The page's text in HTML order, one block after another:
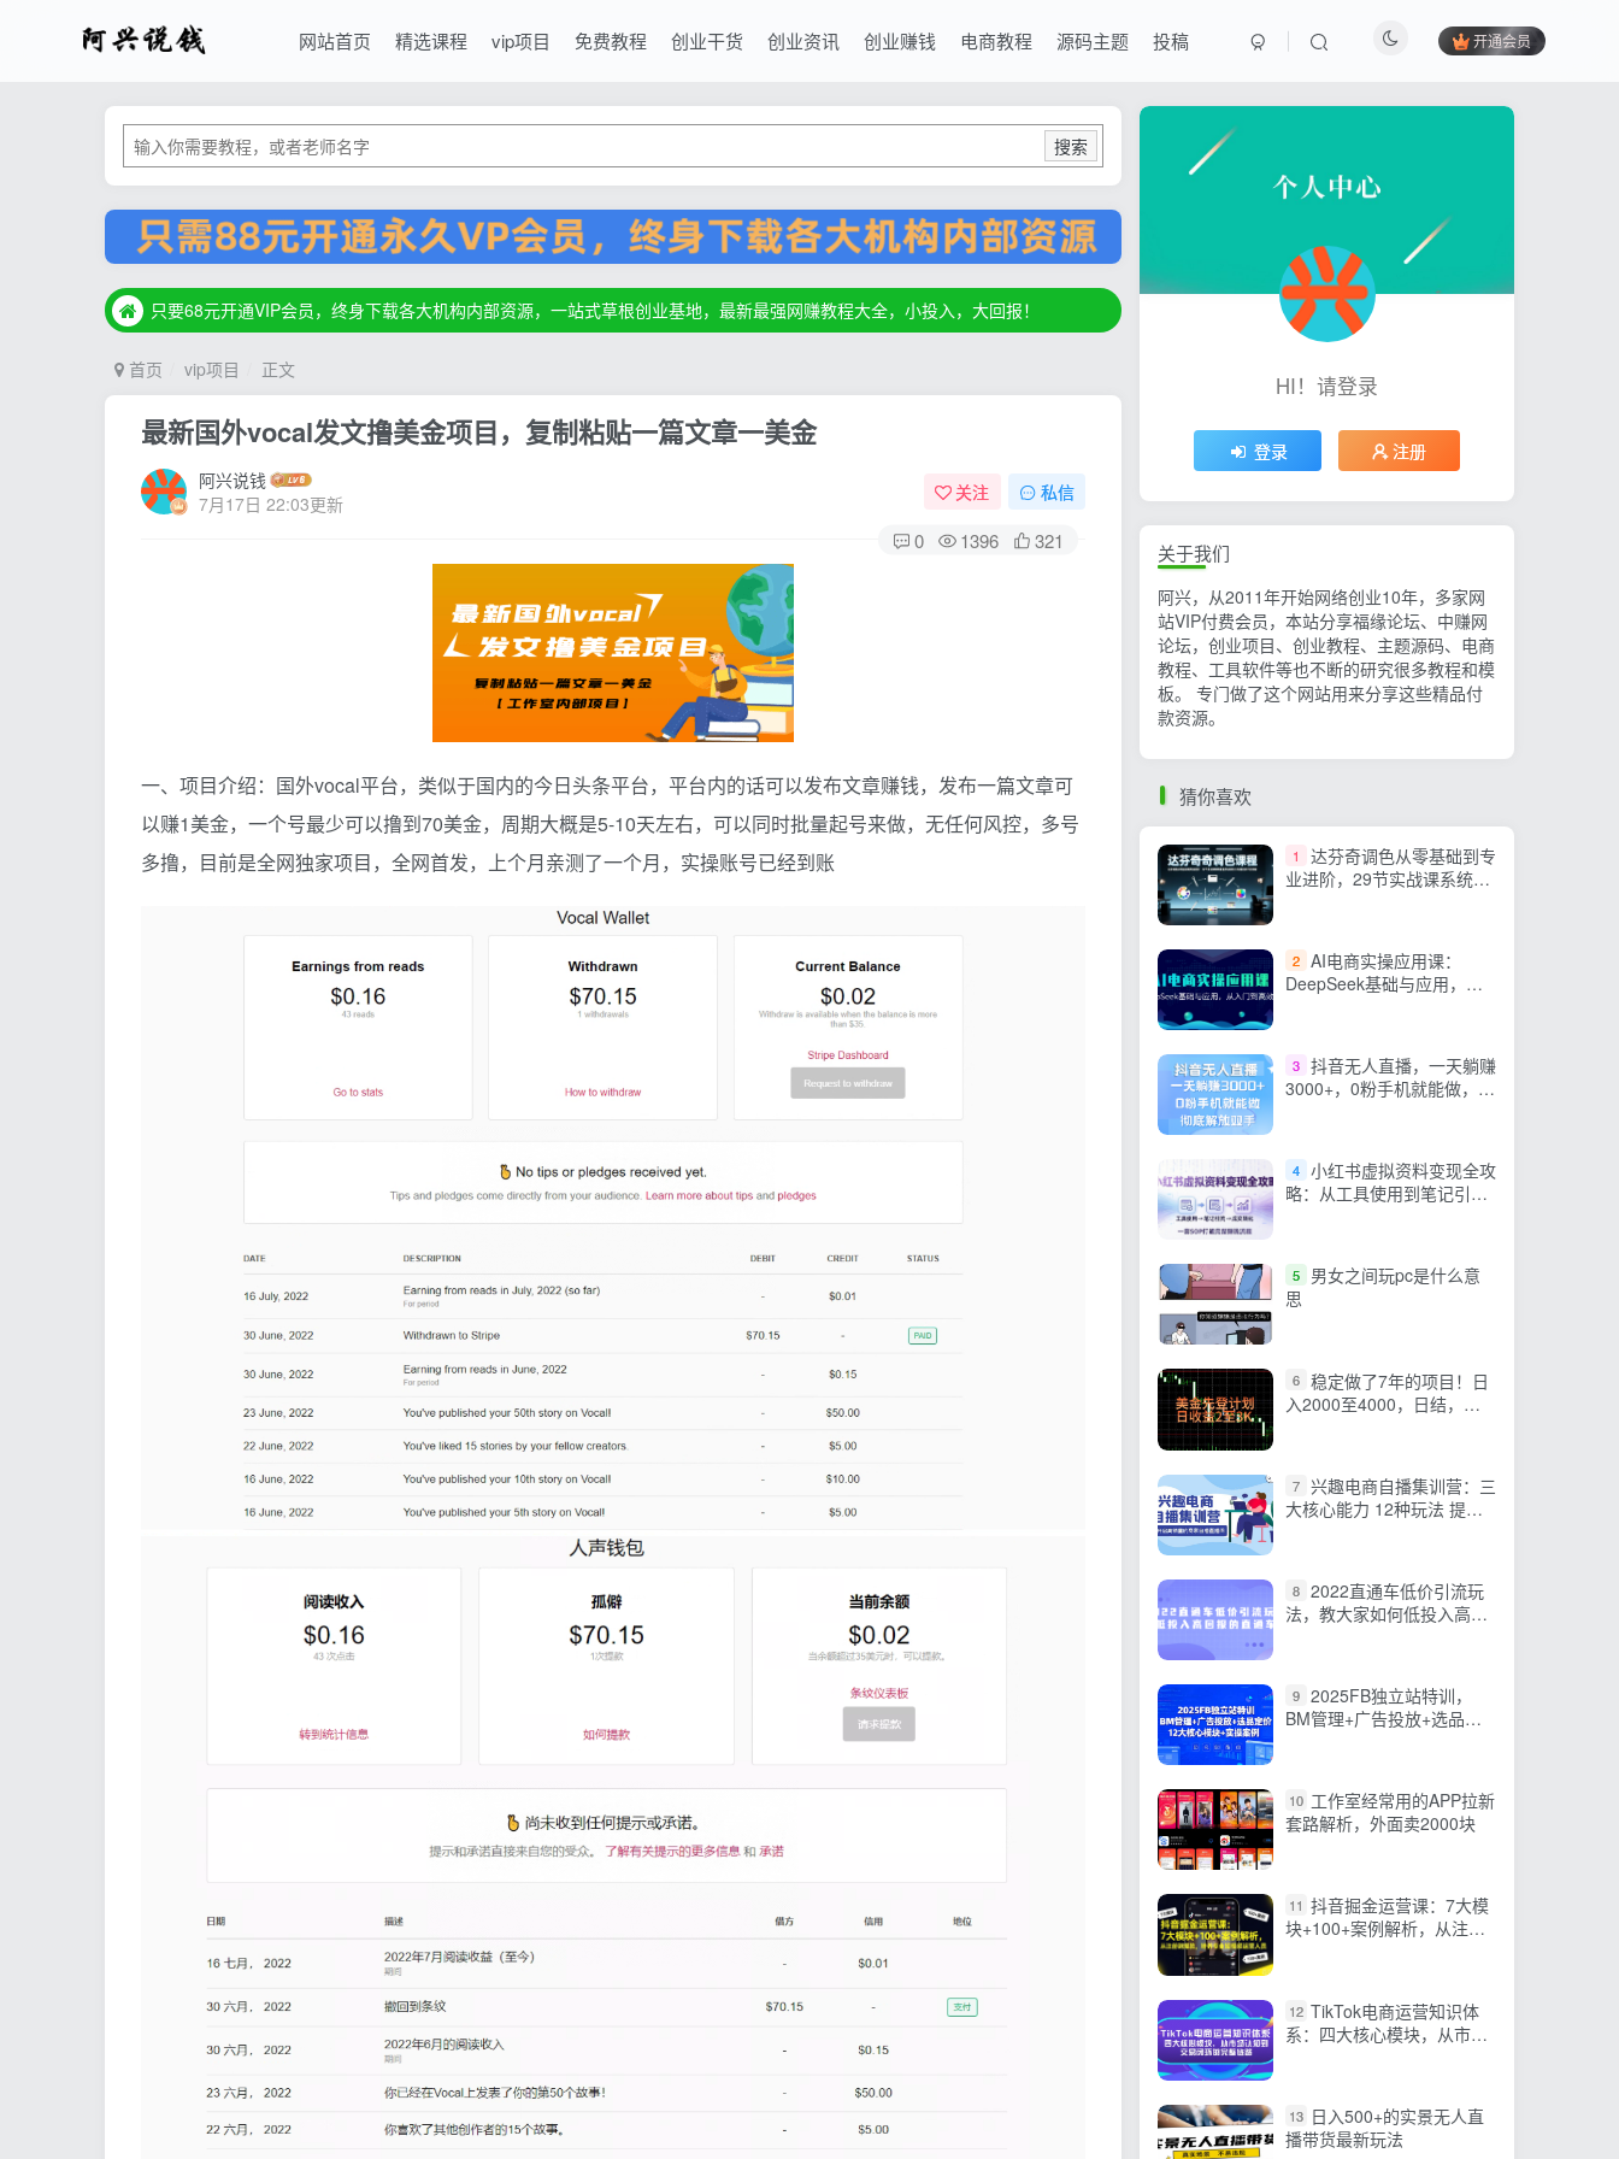
网站首页 精选课程 vip项目 免费教程 创业干货 创业资讯 创业赚钱 电商教程 源码主题 投稿 开通会员
搜索
只要68元开通VIP会员，终身下载各大机构内部资源，一站式草根创业基地，最新最强网赚教程大全，小投入，大回报！
只要68元开通VIP会员，终身下载各大机构内部资源，一站式草根创业基地，最新最强网赚教程大全，小投入，大回报！
只要68元开通VIP会员，终身下载各大机构内部资源，一站式草根创业基地，最新最强网赚教程大全，小投入，大回报！
首页 vip项目 正文
最新国外vocal发文撸美金项目，复制粘贴一篇文章一美金
阿兴说钱
7月17日 22:03更新
关注 私信
0 1396 321
一、项目介绍：国外vocal平台，类似于国内的今日头条平台，平台内的话可以发布文章赚钱，发布一篇文章可
以赚1美金，一个号最少可以撸到70美金，周期大概是5-10天左右，可以同时批量起号来做，无任何风控，多号
多撸，目前是全网独家项目，全网首发，上个月亲测了一个月，实操账号已经到账
HI！请登录
登录 注册
关于我们
阿兴，从2011年开始网络创业10年，多家网
站VIP付费会员，本站分享福缘论坛、中赚网
论坛，创业项目、创业教程、主题源码、电商
教程、工具软件等也不断的研究很多教程和模
板。 专门做了这个网站用来分享这些精品付
款资源。
猜你喜欢
1
达芬奇调色从零基础到专
业进阶，29节实战课系统覆
2 AI电商实操应用课：
DeepSeek基础与应用，从
3 抖音无人直播，一天躺赚
3000+，0粉手机就能做，新
4 小红书虚拟资料变现全攻
略：从工具使用到笔记引流
5
男女之间玩pc是什么意
思
6 稳定做了7年的项目！日
入2000至4000，日结，可
7 兴趣电商自播集训营：三
大核心能力 12种玩法 提高
8 2022直通车低价引流玩
法，教大家如何低投入高回
9 2025FB独立站特训，
BM管理+广告投放+选品定
10 工作室经常用的APP拉新
套路解析，外面卖2000块
11 抖音掘金运营课：7大模
块+100+案例解析，从注册
12 TikTok电商运营知识体
系：四大核心模块，从市场
13 日入500+的实景无人直
播带货最新玩法